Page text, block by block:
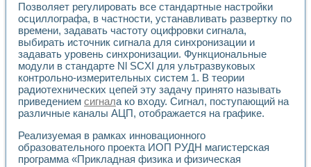
Применение LabVIEW при разработке обучающих
Разработка виртуальных тренажеров путем
Система блокировок, сигнализации и защиты ускорителя
Система сбора данных и управления процессом
Управление температурой газовой среды специальной
Разработка программного обеспечения с
Использование технологий NATIONAL INSTRUMENTS
Оборудование для промышленной термотрансферной
Автоматизация реометрических исследований на базе
Исследование электромагнитных переходных процессов
Стенд для исследования электрических переходных
Автоматизация контроля сварных швов на базе
Позволяет регулировать все стандартные настройки
осциллографа, в частности, устанавливать развертку по
времени, задавать частоту оцифровки сигнала,
выбирать источник сигнала для синхронизации и
задавать уровень синхронизации. Функциональные
модули в стандарте Nl SCXI для ультразвуковых
контрольно-измерительных систем 1. В теории
радиотехнических цепей эту задачу принято называть
приведением сигнала ко входу. Сигнал, поступающий на
различные каналы АЦП, отображается на графике.
Реализуемая в рамках инновационного
образовательного проекта ИОП РУДН магистерская
программа «Прикладная физика и физическая